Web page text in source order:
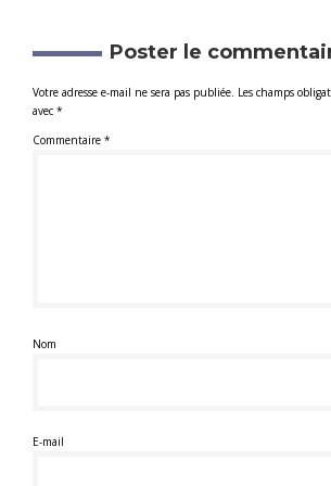
Poster le
Votre adresse e-mail ne sera pas publiée. Les champs
avec *
Commentaire *
Nom
E-mail